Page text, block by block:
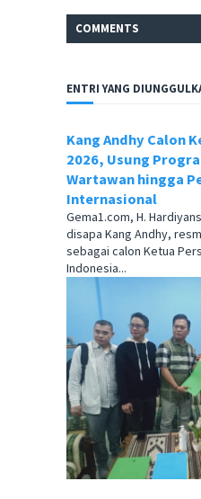
COMMENTS
ENTRI YANG
Kang Andhy Calon
2026, Usung
Wartawan hingga
Internasional
Gema1.com, H.
disapa Kang Andhy,
sebagai calon Ketua
Indonesia...